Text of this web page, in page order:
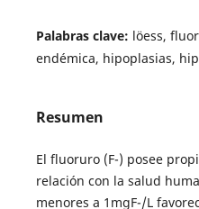
Palabras clave: löess,
endémica, hipoplasias,
Resumen
El fluoruro (F-) posee
relación con la salud
menores a 1mgF-/L